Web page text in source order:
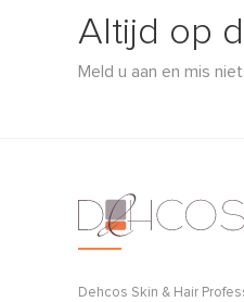
Altijd op
Meld u aan en mis
Dehcos Skin & Hair